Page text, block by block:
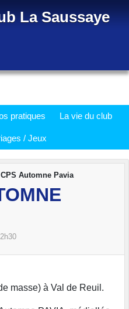
La Saussaye
pratiques La vie du club
/ Jeux
CPS Automne Pavia
masse) à Val de Reuil.